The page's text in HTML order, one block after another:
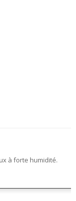
à forte humidité.